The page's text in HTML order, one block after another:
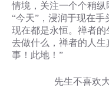
情境，关注一个个稍纵
“今天”，浸润于现在
现在都是永恒。禅者
去做什么，禅者的人
事！此地！”
先生不喜欢大谈